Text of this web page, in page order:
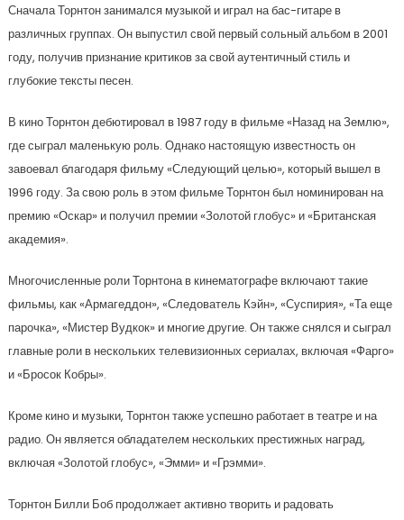
Сначала Торнтон занимался музыкой и играл на бас-гитаре в
различных группах. Он выпустил свой первый сольный альбом в 2001
году, получив признание критиков за свой аутентичный стиль и
глубокие тексты песен.
В кино Торнтон дебютировал в 1987 году в фильме «Назад на Землю»,
где сыграл маленькую роль. Однако настоящую известность он
завоевал благодаря фильму «Следующий целью», который вышел в
1996 году. За свою роль в этом фильме Торнтон был номинирован на
премию «Оскар» и получил премии «Золотой глобус» и «Британская
академия».
Многочисленные роли Торнтона в кинематографе включают такие
фильмы, как «Армагеддон», «Следователь Кэйн», «Суспирия», «Та еще
парочка», «Мистер Вудкок» и многие другие. Он также снялся и сыграл
главные роли в нескольких телевизионных сериалах, включая «Фарго»
и «Бросок Кобры».
Кроме кино и музыки, Торнтон также успешно работает в театре и на
радио. Он является обладателем нескольких престижных наград,
включая «Золотой глобус», «Эмми» и «Грэмми».
Торнтон Билли Боб продолжает активно творить и радовать